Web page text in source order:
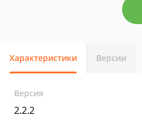
Характеристики Версии
Версия
2.2.2